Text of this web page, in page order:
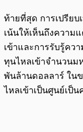
ท้ายที่สุด การเปรียบ
เน้นให้เห็นถึงความ
เข้าและการรับรู้คว
ทุนไหลเข้าจำนวนม
พันล้านดอลลาร์ ใน
ไหลเข้าเป็นศูนย์เป็น